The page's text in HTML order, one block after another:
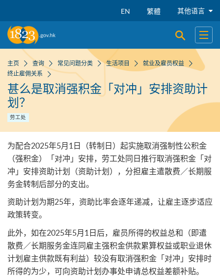
EN 繁體 其他语言
开启搜寻
开启
主页 查询 常见问题分类 生活项目
就业及雇员权益
终止雇佣关系
甚么是取消强积金「对冲」安排资助计
划？
劳工处
为配合2025年5月1日（转制日）起实施取消强制性公积金
（强积金）「对冲」安排，劳工处同日推行取消强积金「对
冲」安排资助计划（资助计划），分担雇主遣散费／长期服
务金转制后部分的支出。
资助计划为期25年，资助比率会逐年递减，让雇主逐步适应
政策转变。
此外，如在2025年5月1日后，雇员所得的权益总和（即遣
散费／长期服务金连同雇主强积金供款累算权益或职业退休
计划雇主供款既有利益）较没有取消强积金「对冲」安排时
所得的为少，可向资助计划办事处申请总权益差额补贴。